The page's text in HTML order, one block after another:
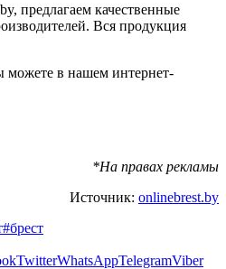
предлагаем качественные
Вся продукция
в нашем интернет-
*На правах рекламы
Источник: onlinebrest.by
#брест
TwitterWhatsAppTelegramViber